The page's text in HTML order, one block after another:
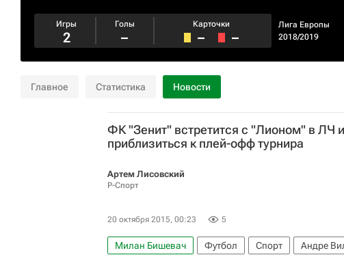
Лига Европы
2018/2019
Игры
2
Голы
–
Карточки
– –
Главное Статистика Новости
ФК "Зенит" встретится с "Лионом" в ЛЧ
приблизиться к плей-офф турнира
Артем Лисовский
Р-Спорт
20 октября 2015, 00:23 5
Милан Бишевач Футбол Спорт Андре